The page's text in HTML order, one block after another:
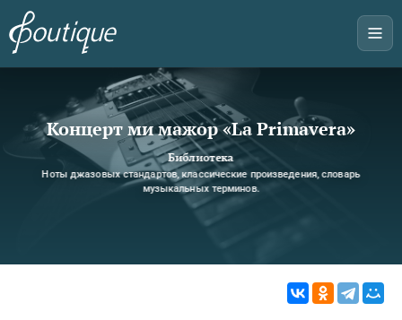
Концерт ми мажор «La Primavera»
Библиотека
Ноты джазовых стандартов, классические произведения, словарь
музыкальных терминов.